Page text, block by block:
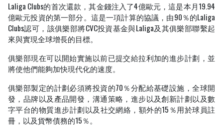
的
地
點
宣
Laliga Clubs的首次還款，其金錢注入了4億歐元，這是本月19.94
億歐元投資的第一部分。這是一項計算的協議，由90％的Laliga
Clubs認可，該俱樂部將CVC投資基金與Laliga及其俱樂部聯繫起
來與實現全球增長的目標。
俱樂部現在可以開始實施以前已提交給拉利加的進步計劃，並
將使他們能夠加快現代化的速度。
俱樂部製定的計劃必須將投資的70％分配給基礎設施，全球開
發，品牌以及產品開發，溝通策略，進步以及創新計劃以及數
字平台的物質進步計劃以及社交網絡，額外的15％用於球員註
冊，以及貨幣債務的15％。